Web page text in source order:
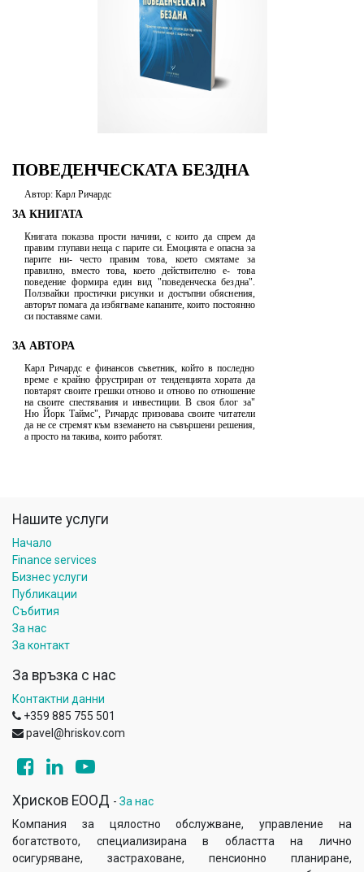
ПОВЕДЕНЧЕСКАТА БЕЗДНА
Автор: Карл Ричардс
ЗА КНИГАТА
Книгата показва прости начини, с които да спрем да
правим глупави неща с парите си. Емоцията е опасна за
парите ни- често правим това, което смятаме за
правилно, вместо това, което действително е- това
поведение формира един вид "поведенческа бездна".
Ползвайки простички рисунки и достъпни обяснения,
авторът помага да избягваме капаните, които постоянно
си поставяме сами.
ЗА АВТОРА
Карл Ричардс е финансов съветник, който в последно
време е крайно фрустриран от тенденцията хората да
повтарят своите грешки отново и отново по отношение
на своите спестявания и инвестиции. В своя блог за"
Ню Йорк Таймс", Ричардс призовава своите читатели
да не се стремят към вземането на съвършени решения,
а просто на такива, които работят.
Нашите услуги
Начало
Finance services
Бизнес услуги
Публикации
Събития
За нас
За контакт
За връзка с нас
Контактни данни
+359 885 755 501
pavel@hriskov.com
Хрисков ЕООД - За нас
Компания за цялостно обслужване, управление на
богатството, специализирана в областта на лично
осигуряване, застраховане, пенсионно планиране,